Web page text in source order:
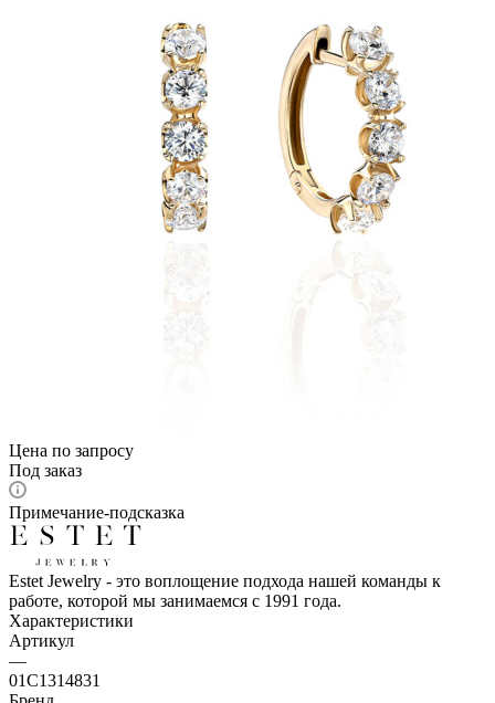
Цена по запросу
Под заказ
Примечание-подсказка
Estet Jewelry - это воплощение подхода нашей команды к
работе, которой мы занимаемся с 1991 года.
Характеристики
Артикул
—
01С1314831